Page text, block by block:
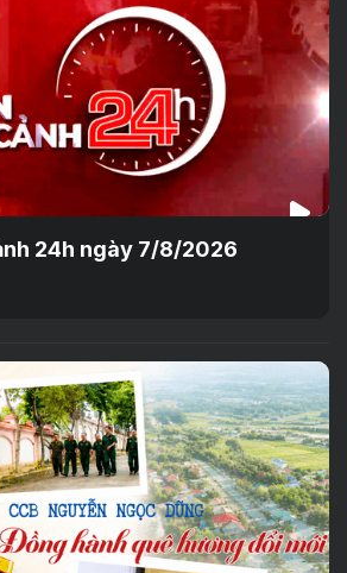
24h ngày 7/8/2026